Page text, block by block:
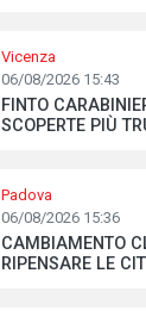
Vicenza
06/08/2026 15:43
FINTO
SCOPERTE PIÙ
Padova
06/08/2026 15:36
CAMBIAMENTO
RIPENSARE LE